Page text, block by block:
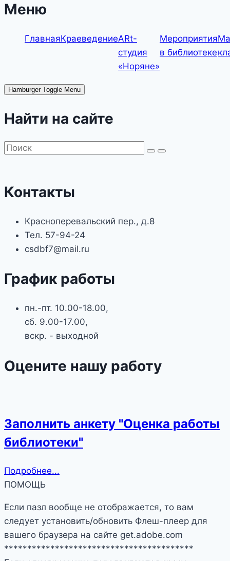
Меню
ГлавнаяКраеведениеARt-
студия
«Норяне»
Мероприятия
в библиотеке
Hamburger Toggle Menu
Найти на сайте
Контакты
Красноперевальский пер., д.8
Тел. 57-94-24
csdbf7@mail.ru
График работы
пн.-пт. 10.00-18.00,
сб. 9.00-17.00,
вскр. - выходной
Оцените нашу работу
Заполнить анкету "Оценка работы
библиотеки"
Подробнее...
ПОМОЩЬ
Если пазл вообще не отображается, то вам
следует установить/обновить Флеш-плеер для
вашего браузера на сайте get.adobe.com
*****************************************